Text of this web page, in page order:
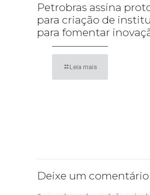
Petrobras assina
para criação de
para fomentar
Leia mais
Deixe um comentário